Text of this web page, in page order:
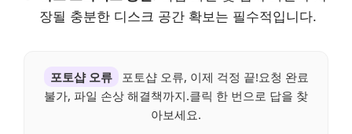
장될 충분한 디스크 공간 확보는 필수적입니다.
포토샵 오류
포토샵 오류, 이제 걱정 끝!요청 완료
불가, 파일 손상 해결책까지.클릭 한 번으로 답을 찾
아보세요.